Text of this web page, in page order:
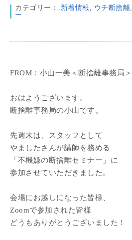
カテゴリー： .新着情報 , ウチ断捨離,
ー
FROM：小山一美＜断捨離事務局＞
おはようございます。
断捨離事務局の小山です。
先週末は、スタッフとして
やましたさんが講師を務める
「不機嫌の断捨離セミナー」に
参加させていただきました。
会場にお越しになった皆様、
Zoomで参加された皆様
どうもありがとうございました！